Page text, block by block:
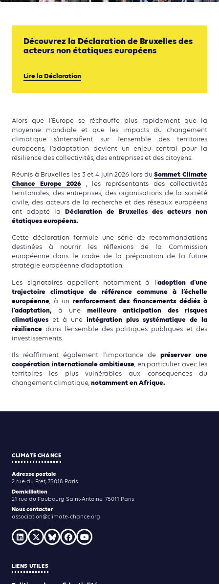
Découvrez la Déclaration de Bruxelles des
acteurs non étatiques européens
Lire la Déclaration
Alors que l’Europe se réchauffe plus rapidement que la
moyenne mondiale et que les impacts du changement
climatique s’intensifient sur l’ensemble des territoires
européens, l’adaptation devient un enjeu central pour la
résilience des collectivités, des entreprises et des citoyens.
Réunis à Bruxelles les 3 et 4 juin 2026 lors duSommet Climate
Chance Europe 2026
, les représentants des collectivités
territoriales, des entreprises, des organisations de la société
civile, des acteurs de la recherche et des réseaux européens
ont adopté la Déclaration de Bruxelles des acteurs non
étatiques européens.
Cette déclaration formule une série de recommandations
destinées à nourrir les réflexions de la Commission
européenne dans le cadre de la préparation de la future
stratégie européenne d’adaptation.
Les signataires appellent notamment à l’adoption d’une
trajectoire climatique de référence commune à l’échelle
européenne , à un renforcement des financements dédiés à
l’adaptation, à une meilleure anticipation des risques
climatiques et à une intégration plus systématique de la
résilience dans l’ensemble des politiques publiques et des
investissements.
Ils réaffirment également l’importance de préserver une
coopération internationale ambitieuse, en particulier avec les
territoires les plus vulnérables aux conséquences du
changement climatique, notamment en Afrique.
CLIMATE CHANCE
Adresse postale
2 rue du Fret, 75018 Paris
Domiciliation
21 rue du Faubourg Saint-Antoine, 75011 Paris
Nous contacter
association@climate-chance.org
LIENS UTILES